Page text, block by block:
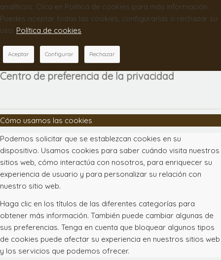
analíticos. Clica en Política de cookies para más información.
Puedes aceptar todas las cookies, configurarlas o rechazar su
uso. Política de cookies
Aceptar Configurar Rechazar
Centro de preferencia de la privacidad
Cómo usamos las cookies
Podemos solicitar que se establezcan cookies en su
dispositivo. Usamos cookies para saber cuándo visita nuestros
sitios web, cómo interactúa con nosotros, para enriquecer su
experiencia de usuario y para personalizar su relación con
nuestro sitio web.
Haga clic en los títulos de las diferentes categorías para
obtener más información. También puede cambiar algunas de
sus preferencias. Tenga en cuenta que bloquear algunos tipos
de cookies puede afectar su experiencia en nuestros sitios web
y los servicios que podemos ofrecer.